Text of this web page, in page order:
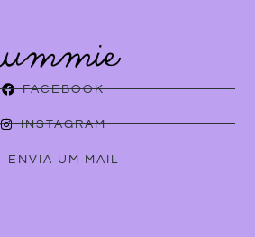
FACEBOOK
INSTAGRAM
ENVIA UM MAIL